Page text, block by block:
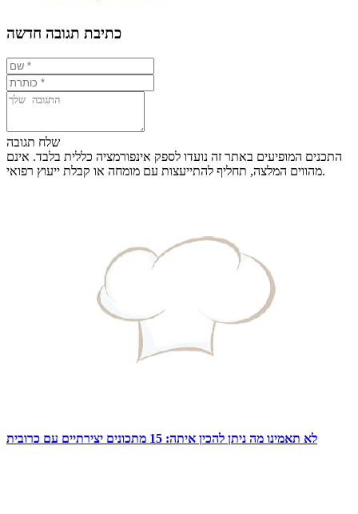
כתיבת תגובה חדשה
שלח תגובה
התכנים המופיעים באתר זה נועדו לספק אינפורמציה כללית בלבד. אינם
מהווים המלצה, תחליף להתייעצות עם מומחה או קבלת ייעוץ רפואי.
לא תאמינו מה ניתן להכין איתה: 15 מתכונים יצירתיים עם כרובית